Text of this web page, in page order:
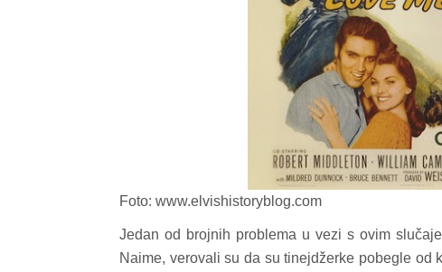
Foto: www.elvishistoryblog.com
Jedan od brojnih problema u vezi s ovim
Naime, verovali su da su tinejdžerke pobegle